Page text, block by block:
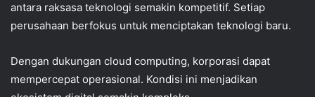
antara raksasa teknologi semakin kompetitif. Setiap
perusahaan berfokus untuk menciptakan teknologi baru.
Dengan dukungan cloud computing, korporasi dapat
mempercepat operasional. Kondisi ini menjadikan